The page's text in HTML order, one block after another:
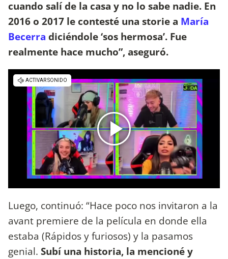
cuando salí de la casa y no lo sabe nadie. En
2016 o 2017 le contesté una storie a María
Becerra diciéndole ‘sos hermosa’. Fue
realmente hace mucho”, aseguró.
Luego, continuó: “Hace poco nos invitaron a la
avant premiere de la película en donde ella
estaba (Rápidos y furiosos) y la pasamos
genial. Subí una historia, la mencioné y